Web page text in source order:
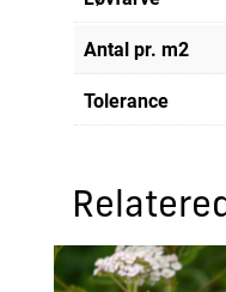
Antal pr. m2
Tolerance